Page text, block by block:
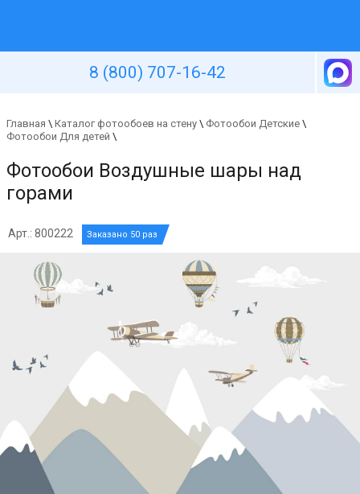
8 (800) 707-16-42
Главная \ Каталог фотообоев на стену \ Фотообои Детские \
Фотообои Для детей \
Фотообои Воздушные шары над
горами
Арт.: 800222 Заказано 50 раз